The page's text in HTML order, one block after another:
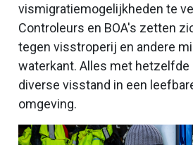
vismigratiemogelijkheden te
Controleurs en BOA's zetten
tegen visstroperij en andere
waterkant. Alles met hetzelfde
diverse visstand in een
omgeving.